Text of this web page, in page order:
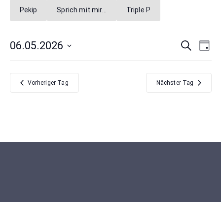
Pekip Sprich mit mir… Triple P
Suche
und
Suche
Tag
06.05.2026
wählen.
Vorheriger Tag Nächster Tag